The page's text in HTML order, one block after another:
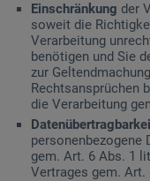
Einschränkung der
soweit die
Verarbeitung
benötigen und Sie
zur
Rechtsansprüchen
die Verarbeitung
personenbezogene
gem. Art. 6 Abs. 1
Vertrages gem.